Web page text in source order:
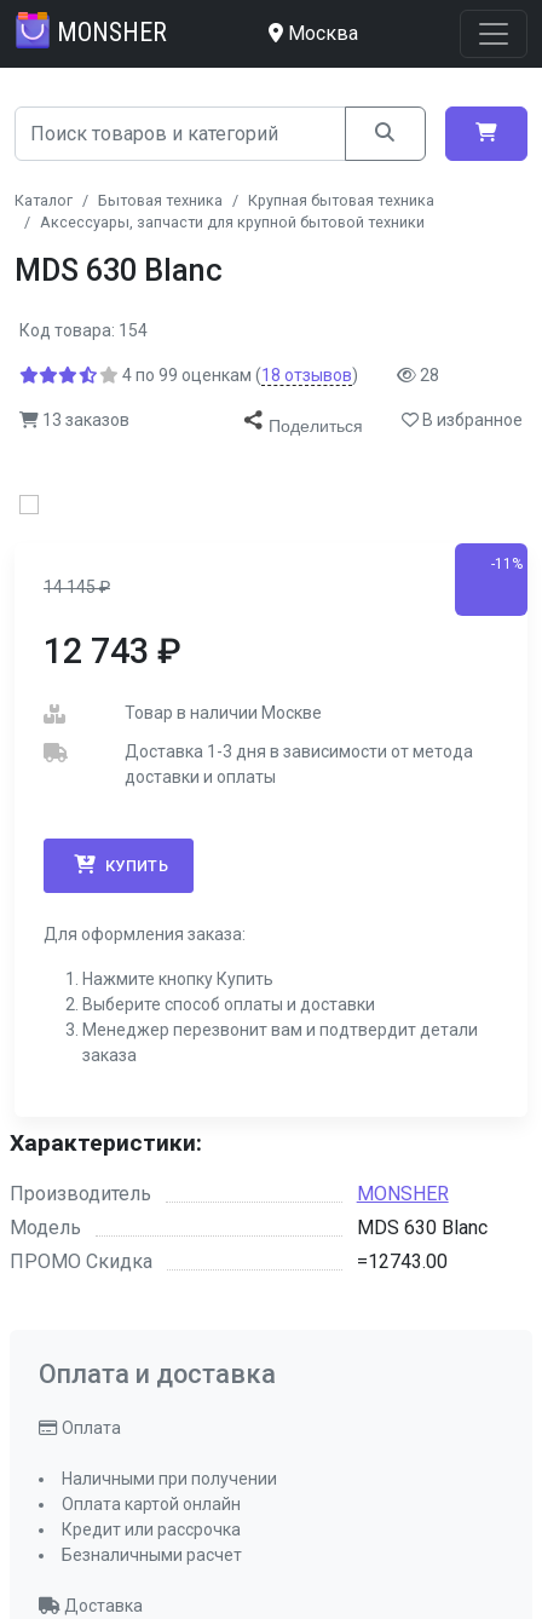
MONSHER Москва
Каталог Бытовая техника
Крупная бытовая техника
Аксессуары, запчасти для крупной бытовой техники
MDS 630 Blanc
Код товара: 154
4по 99 оценкам (18 отзывов) 28
13 заказов Поделиться В избранное
14 145₽
-11%
12 743 ₽
Товар в наличии Москве
Доставка 1-3 дня в зависимости от метода
доставки и оплаты
КУПИТЬ
Для оформления заказа:
Нажмите кнопку Купить
Выберите способ оплаты и доставки
Менеджер перезвонит вам и подтвердит детали
заказа
Характеристики:
Производитель
MONSHER
Модель
MDS 630 Blanc
ПРОМО Скидка
=12743.00
Оплата и доставка
Оплата
Наличными при получении
Оплата картой онлайн
Кредит или рассрочка
Безналичными расчет
Доставка